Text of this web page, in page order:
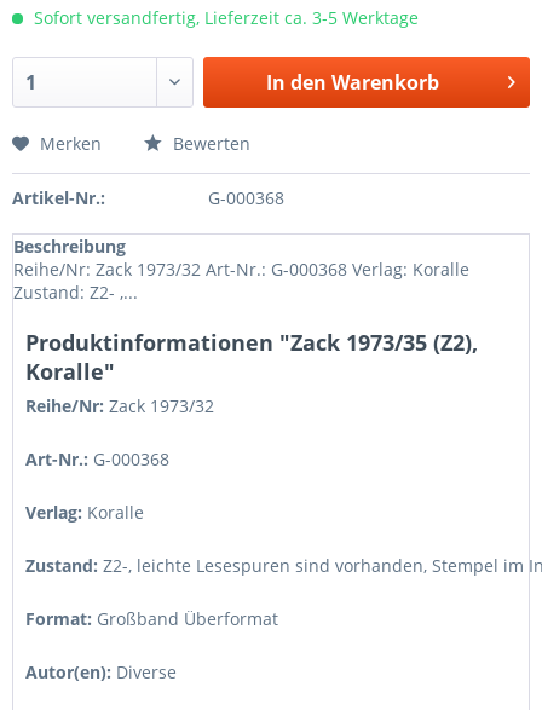
Sofort versandfertig, Lieferzeit ca. 3-5 Werktage
In den Warenkorb
Merken Bewerten
Artikel-Nr.: G-000368
Beschreibung
Reihe/Nr: Zack 1973/32 Art-Nr.: G-000368 Verlag: Koralle
Zustand: Z2- ,...
Produktinformationen "Zack 1973/35 (Z2),
Koralle"
Reihe/Nr: Zack 1973/32
Art-Nr.: G-000368
Verlag: Koralle
Zustand: Z2-, leichte Lesespuren sind vorhanden, Stempel im
Format: Großband Überformat
Autor(en): Diverse